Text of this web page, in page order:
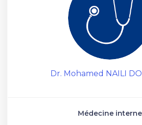
Dr. Mohamed NAILI
Médecine interne